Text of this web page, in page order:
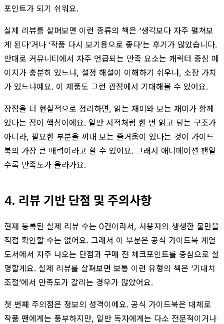
포인트가 되기 쉬워요.
실제 리뷰를 살펴보면 이런 종류의 책은 ‘생각보다 자주 펼쳐보
게 된다’거나 ‘작품 다시 보기용으로 좋다’는 후기가 많았습니다.
반대로 커뮤니티에서 자주 언급되는 만족 요소는 캐릭터 중심 페
이지가 충분히 있느냐, 설정 해설이 이해하기 쉬우냐, 소장 가치
가 있느냐예요. 이 제품도 그런 관점에서 기대해볼 수 있어요.
장점을 더 현실적으로 정리하면, 읽는 재미와 보는 재미가 함께
있다는 점이 핵심이에요. 일반 서적처럼 한 번 읽고 덮는 구조가
아니라, 필요한 부분을 꺼내 보는 즐거움이 있다는 것이 가이드
북의 가장 큰 매력이라고 할 수 있어요. 그래서 애니메이션 팬일
수록 만족도가 올라가요.
4. 리뷰 기반 단점 및 주의사항
현재 등록된 실제 리뷰 수는 0건이라서, 사용자의 생생한 불만을
직접 확인할 수는 없어요. 그래서 이 부분은 공식 가이드북 계열
도서에서 자주 나오는 단점과 구매 전 체크포인트를 중심으로 설
명할게요. 실제 리뷰를 살펴보면 보통 이런 유형의 책은 ‘기대치
조절’에서 만족도가 갈리는 경우가 많았어요.
첫 번째 주의점은 정보의 성격이에요. 공식 가이드북은 대체로
작품 팬에게는 풍부하지만, 일반 독자에게는 다소 전문적이거나